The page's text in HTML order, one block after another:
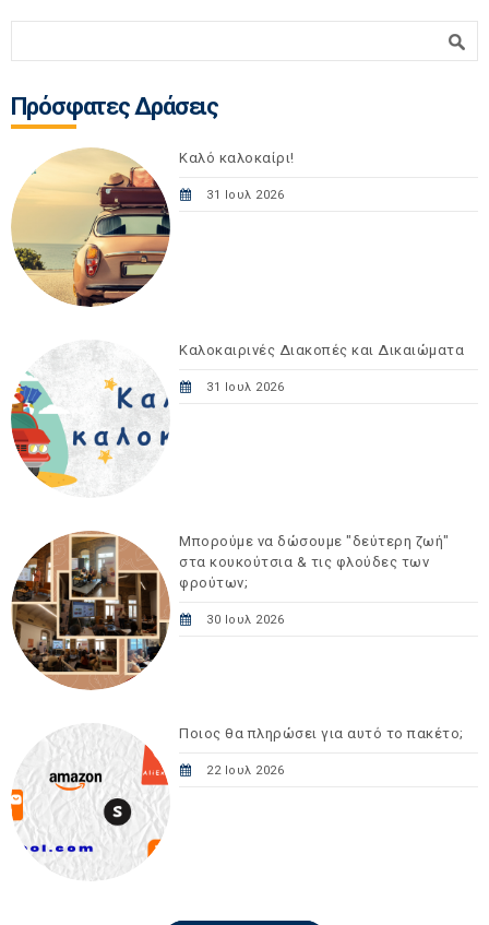
Πρόσφατες Δράσεις
Καλό καλοκαίρι!
31 Ιουλ 2026
Καλοκαιρινές Διακοπές και Δικαιώματα
31 Ιουλ 2026
Μπορούμε να δώσουμε "δεύτερη ζωή"
στα κουκούτσια & τις φλούδες των
φρούτων;
30 Ιουλ 2026
Ποιος θα πληρώσει για αυτό το πακέτο;
22 Ιουλ 2026